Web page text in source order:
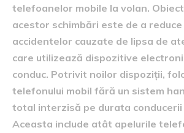
telefoanelor mobile la volan.
acestor schimbări este de a reduce
accidentelor cauzate de lipsa de
care utilizează dispozitive
conduc. Potrivit noilor dispoziții,
telefonului mobil fără un sistem
total interzisă pe durata conducerii
Aceasta include atât apelurile